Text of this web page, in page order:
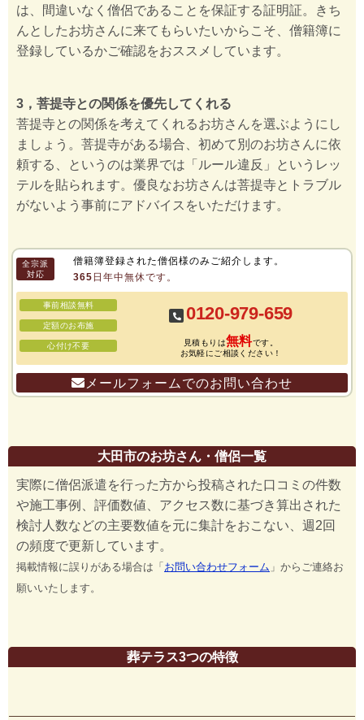
は、間違いなく僧侶であることを保証する証明証。きち
んとしたお坊さんに来てもらいたいからこそ、僧籍簿に
登録しているかご確認をおススメしています。
3，菩提寺との関係を優先してくれる
菩提寺との関係を考えてくれるお坊さんを選ぶようにし
ましょう。菩提寺がある場合、初めて別のお坊さんに依
頼する、というのは業界では「ルール違反」というレッ
テルを貼られます。優良なお坊さんは菩提寺とトラブル
がないよう事前にアドバイスをいただけます。
全宗派
対応
僧籍簿登録された僧侶様のみご紹介します。
365日年中無休です。
事前相談無料
定額のお布施
心付け不要
0120-979-659
見積もりは無料です。
お気軽にご相談ください！
メールフォームでのお問い合わせ
大田市のお坊さん・僧侶一覧
実際に僧侶派遣を行った方から投稿された口コミの件数
や施工事例、評価数値、アクセス数に基づき算出された
検討人数などの主要数値を元に集計をおこない、週2回
の頻度で更新しています。
掲載情報に誤りがある場合は「お問い合わせフォーム 」からご連絡お
願いいたします。
葬テラス3つの特徴